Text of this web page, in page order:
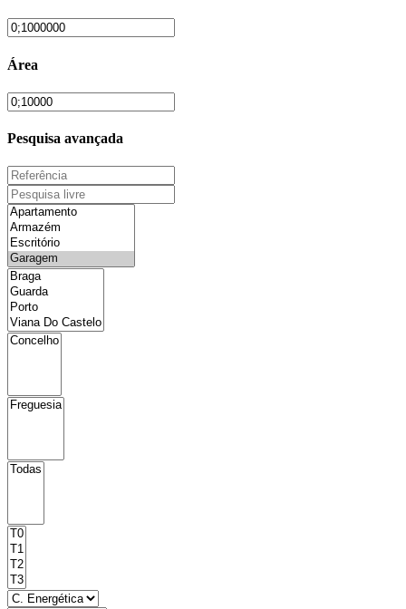
Área
Pesquisa avançada